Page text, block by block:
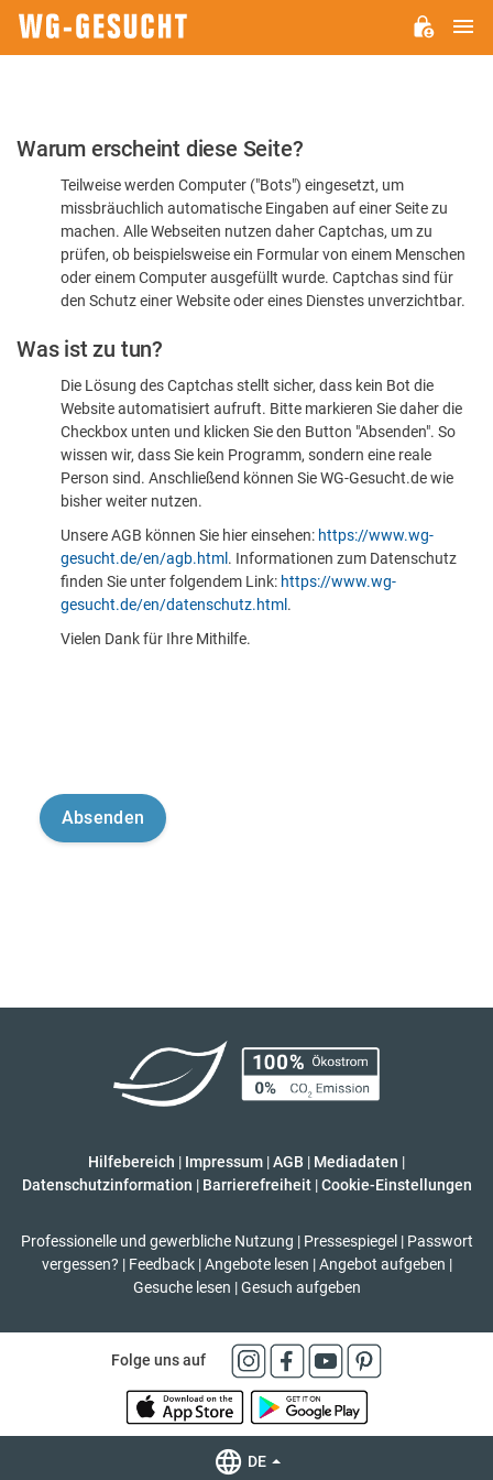
Bitte
dass
sind
Warum erscheint diese Seite?
Teilweise werden Computer ("Bots") eingesetzt, um
missbräuchlich automatische Eingaben auf einer Seite zu
machen. Alle Webseiten nutzen daher Captchas, um zu
prüfen, ob beispielsweise ein Formular von einem Menschen
oder einem Computer ausgefüllt wurde. Captchas sind für
den Schutz einer Website oder eines Dienstes unverzichtbar.
Was ist zu tun?
Die Lösung des Captchas stellt sicher, dass kein Bot die
Website automatisiert aufruft. Bitte markieren Sie daher die
Checkbox unten und klicken Sie den Button "Absenden". So
wissen wir, dass Sie kein Programm, sondern eine reale
Person sind. Anschließend können Sie WG-Gesucht.de wie
bisher weiter nutzen.
Unsere AGB können Sie hier einsehen: https://www.wg-
gesucht.de/en/agb.html . Informationen zum Datenschutz
finden Sie unter folgendem Link: https://www.wg-
gesucht.de/en/datenschutz.html .
Vielen Dank für Ihre Mithilfe.
Hilfebereich | Impressum |AGB | Mediadaten |
Datenschutzinformation | Barrierefreiheit | Cookie-Einstellungen
Professionelle und gewerbliche Nutzung | Pressespiegel | Passwort
vergessen? | Feedback | Angebote lesen | Angebot aufgeben |
Gesuche lesen | Gesuch aufgeben
Folge uns auf
DE